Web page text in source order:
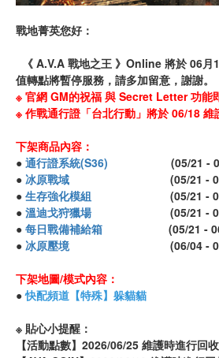
戰地菁英您好：
《 A.V.A 戰地之王 》Online 將於 06
值轉點將暫停服務，請多加留意，謝謝。
※ 官網 GM的祝福 與 Secret Letter 功能
※ 作戰通行證「台北行動」將於 06/18
下架商品內容：
● 通行證系統(S36)
(05/21 -
● 冰原戰域 (05/21 - 06/
● 生存強化模組 (05/21 - 06/
● 溫迪戈狩獵場(05/21 - 06/
● 每日戰備補給箱
(05/21 - 06/
● 冰原壓境 (06/04 - 06/
下架地圖/模式內容：
● 快配頻道【特殊】躲貓貓
※ 貼心小提醒：
【活動點數】2026/06/25 維護時進行回收